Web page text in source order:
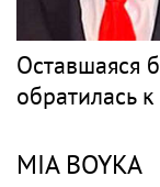
Оставшаяся
обратилась
MIA BOYKA